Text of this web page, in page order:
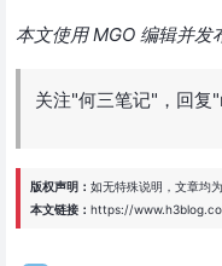
本文使用 MGO 编辑并发
关注"何三笔记"，回复
版权声明： 如无特殊说明，文章均为
本文链接： https://